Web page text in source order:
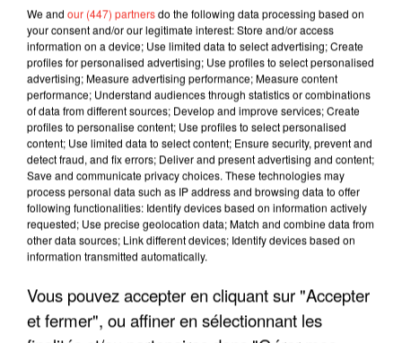
LES INTERVIEWS CHANTE
"JE SUIS À DISPOSITION DES
We and our (447) partnersdo the following data processing based on
your consent and/or our legitimate interest: Store and/or access
information on a device; Use limited data to select advertising; Create
profiles for personalised advertising; Use profiles to select personalised
advertising; Measure advertising performance; Measure content
performance; Understand audiences through statistics or combinations
of data from different sources; Develop and improve services; Create
profiles to personalise content; Use profiles to select personalised
content; Use limited data to select content; Ensure security, prevent and
detect fraud, and fix errors; Deliver and present advertising and content;
Save and communicate privacy choices. These technologies may
process personal data such as IP address and browsing data to offer
following functionalities: Identify devices based on information actively
requested; Use precise geolocation data; Match and combine data from
other data sources; Link different devices; Identify devices based on
information transmitted automatically.
Vous pouvez accepter en cliquant sur "Accepter
et fermer", ou affiner en sélectionnant les